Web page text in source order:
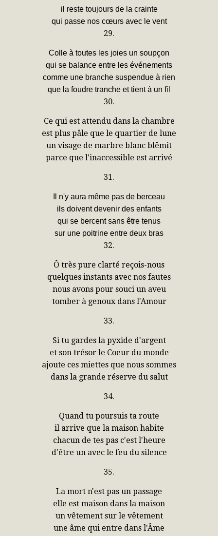
il reste toujours de la crainte
qui passe nos cœurs avec le vent
29.
Colle à toutes les joies un soupçon
qui se balance entre les événements
comme une branche suspendue à rien
que la foudre tranche et tient à un fil
30.
Ce qui est attendu dans la chambre
est plus pâle que le quartier de lune
un visage de marbre blanc blêmit
parce que l'inaccessible est arrivé
31.
Il n'y aura même pas de berceau
ils doivent devenir des enfants
qui se bercent sans être tenus
sur une poitrine entre deux bras
32.
Ô très pure clarté reçois-nous
quelques instants avec nos fautes
nous avons pour souci un aveu
tomber à genoux dans l'Amour
33.
Si tu gardes la pyxide d'argent
et son trésor le Coeur du monde
ajoute ces miettes que nous sommes
dans la grande réserve du salut
34.
Quand tu poursuis ta route
il arrive que la maison habite
chacun de tes pas c'est l'heure
d'être un avec le feu du silence
35.
La mort n'est pas un passage
elle est maison dans la maison
un vêtement sur le vêtement
une âme qui entre dans l'Âme